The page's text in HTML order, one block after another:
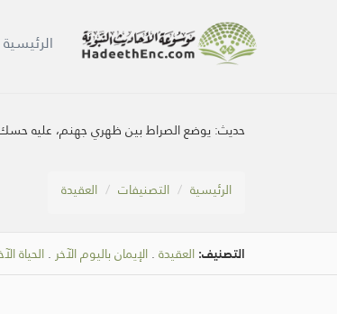
الرئيسية
حديث:يوضع الصراط بين ظهري جهنم، عليه
الرئيسية التصنيفات العقيدة
التصنيف: العقيدة . الإيمان باليوم الآخر .الحياة